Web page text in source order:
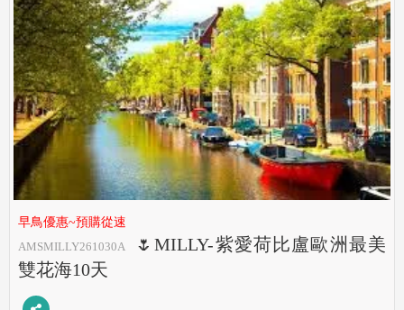
早鳥優惠~預購從速
AMSMILLY261030A
🌷MILLY-紫愛荷比盧歐洲最美
雙花海10天